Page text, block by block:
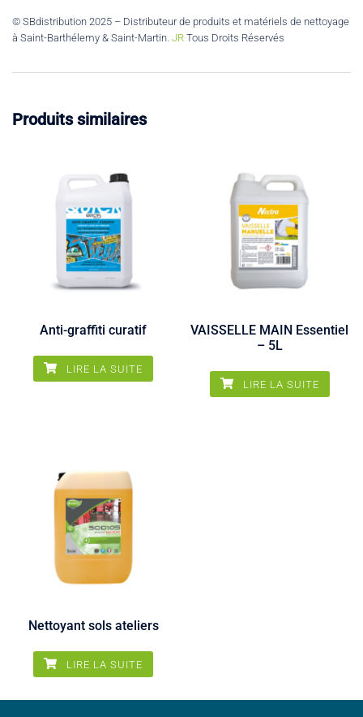
© SBdistribution 2025 – Distributeur de produits et matériels de nettoyage
à Saint-Barthélemy & Saint-Martin. JR Tous Droits Réservés
Produits similaires
Anti-graffiti curatif
LIRE LA SUITE
VAISSELLE MAIN Essentiel
– 5L
LIRE LA SUITE
Nettoyant sols ateliers
LIRE LA SUITE